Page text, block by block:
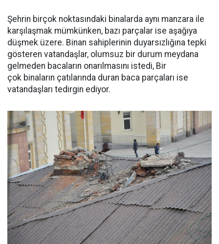
Şehrin birçok noktasındaki binalarda aynı manzara ile
karşılaşmak mümkünken, bazı parçalar ise aşağıya
düşmek üzere. Binan sahiplerinin duyarsızlığına tepki
gösteren vatandaşlar, olumsuz bir durum meydana
gelmeden bacaların onarılmasını istedi, Bir
çok binaların çatılarında duran baca parçaları ise
vatandaşları tedirgin ediyor.